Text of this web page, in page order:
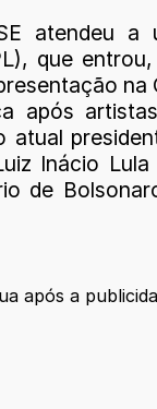
atendeu a
que
após
atual
Inácio
de
após a